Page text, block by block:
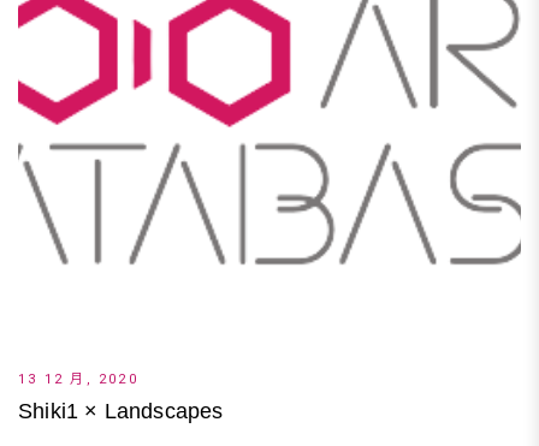
13 12 月, 2020
Shiki1 × Landscapes